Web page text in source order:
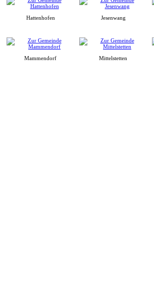
Hattenhofen Jesenwang
Mammendorf Mittelstetten